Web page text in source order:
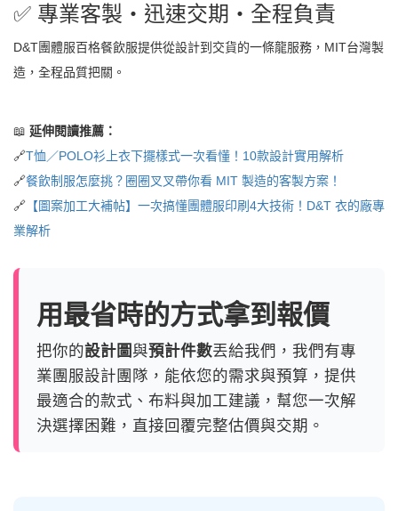
✅ 專業客製・迅速交期・全程負責
D&T團體服百格餐飲服提供從設計到交貨的一條龍服務，MIT台灣製
造，全程品質把關。
📖 延伸閱讀推薦：
🔗T恤／POLO衫上衣下擺樣式一次看懂！10款設計實用解析
🔗餐飲制服怎麼挑？圈圈叉叉帶你看 MIT 製造的客製方案！
🔗 【圖案加工大補帖】一次搞懂團體服印刷4大技術！D&T 衣的廠專
業解析
用最省時的方式拿到報價
把你的設計圖與預計件數丟給我們，我們有專
業團服設計團隊，能依您的需求與預算，提供
最適合的款式、布料與加工建議，幫您一次解
決選擇困難，直接回覆完整估價與交期。